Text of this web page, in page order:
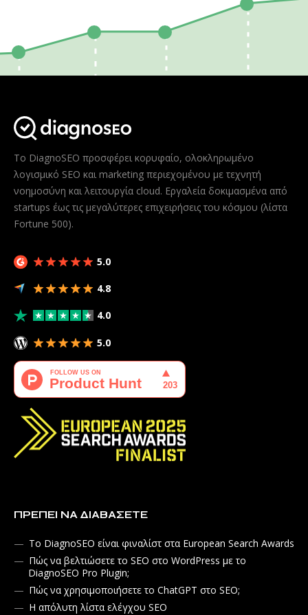
Το DiagnoSEO προσφέρει κορυφαίο, ολοκληρωμένο
λογισμικό SEO και marketing περιεχομένου με τεχνητή
νοημοσύνη και λειτουργία cloud. Εργαλεία δοκιμασμένα από
startups έως τις μεγαλύτερες επιχειρήσεις του κόσμου (λίστα
Fortune 500).
5.0
4.8
4.0
5.0
ΠΡΈΠΕΙ ΝΑ ΔΙΑΒΆΣΕΤΕ
Το DiagnoSEO είναι φιναλίστ στα European Search Awards
Πώς να βελτιώσετε το SEO στο WordPress με το
DiagnoSEO Pro Plugin;
Πώς να χρησιμοποιήσετε το ChatGPT στο SEO;
Η απόλυτη λίστα ελέγχου SEO